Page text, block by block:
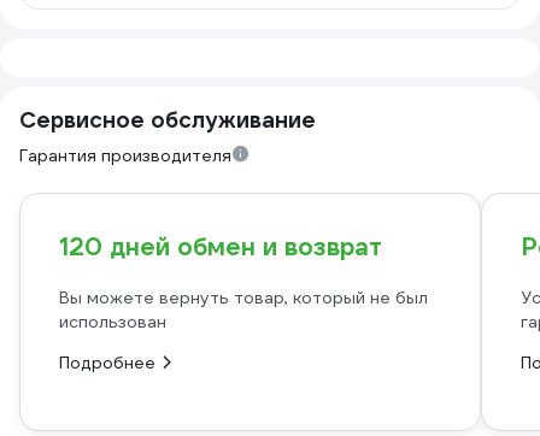
Сервисное обслуживание
Гарантия производителя
120 дней обмен и возврат
Вы можете вернуть товар, который не был
использован
Подробнее